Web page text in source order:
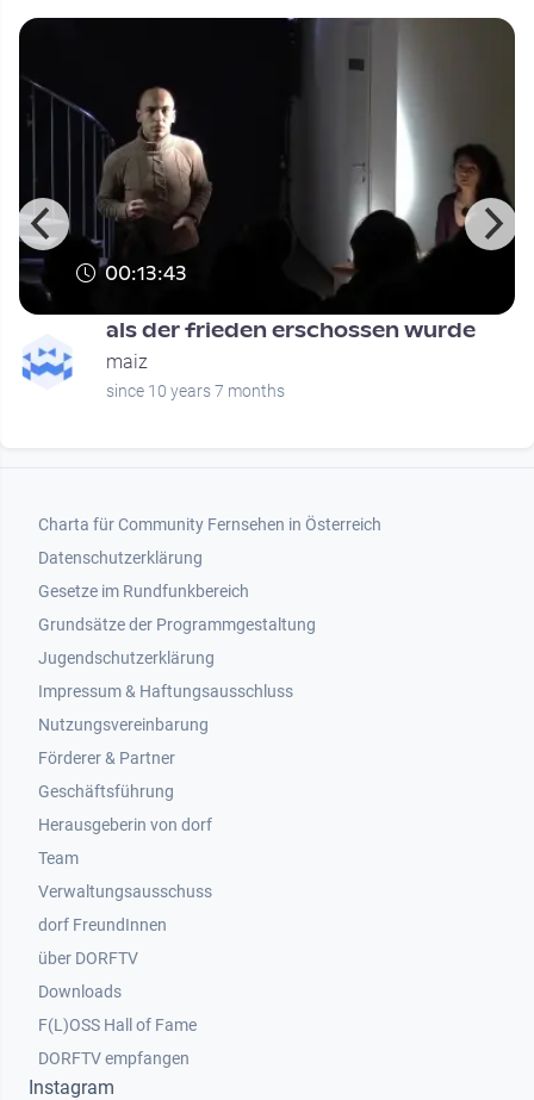
00:13:43
als der frieden erschossen wurde
maiz
since 10 years 7 months
Footer 1
Charta für Community Fernsehen in Österreich
Datenschutzerklärung
Gesetze im Rundfunkbereich
Grundsätze der Programmgestaltung
Jugendschutzerklärung
Impressum & Haftungsausschluss
Nutzungsvereinbarung
Footer 2
Förderer & Partner
Geschäftsführung
Herausgeberin von dorf
Team
Verwaltungsausschuss
dorf FreundInnen
Footer 3
über DORFTV
Downloads
F(L)OSS Hall of Fame
Footer 4
DORFTV empfangen
Instagram